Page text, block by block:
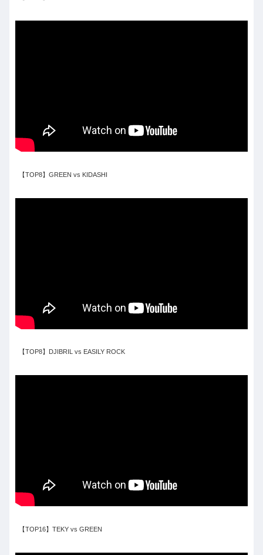
【TOP8】GREEN vs KIDASHI
【TOP8】DJIBRIL vs EASILY ROCK
【TOP16】TEKY vs GREEN